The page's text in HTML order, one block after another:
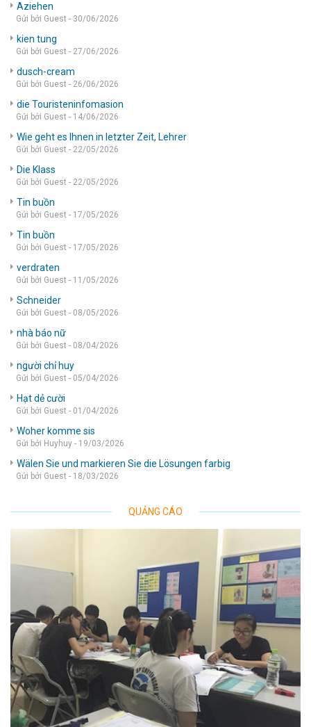
Aziehen
Gửi bởi Guest - 30/06/2026
kien tung
Gửi bởi Guest - 27/06/2026
dusch-cream
Gửi bởi Guest - 26/06/2026
die Touristeninfomasion
Gửi bởi Guest - 14/06/2026
Wie geht es Ihnen in letzter Zeit, Lehrer
Gửi bởi Guest - 22/05/2026
Die Klass
Gửi bởi Guest - 22/05/2026
Tin buồn
Gửi bởi Guest - 17/05/2026
Tin buồn
Gửi bởi Guest - 17/05/2026
verdraten
Gửi bởi Guest - 11/05/2026
Schneider
Gửi bởi Guest - 08/05/2026
nhà báo nữ
Gửi bởi Guest - 08/04/2026
người chỉ huy
Gửi bởi Guest - 05/04/2026
Hạt dẻ cười
Gửi bởi Guest - 01/04/2026
Woher komme sis
Gửi bởi Huyhuy - 19/03/2026
Wälen Sie und markieren Sie die Lösungen farbig
Gửi bởi Guest - 18/03/2026
QUẢNG CÁO